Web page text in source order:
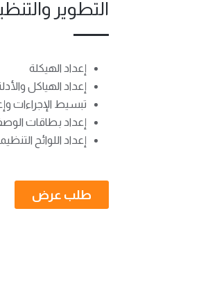
التطوير
إعداد الهيكلة
إعداد الهياكل
تبسيط الإجراءات
إعداد بطاقات
إعداد اللوائح
طلب عرض